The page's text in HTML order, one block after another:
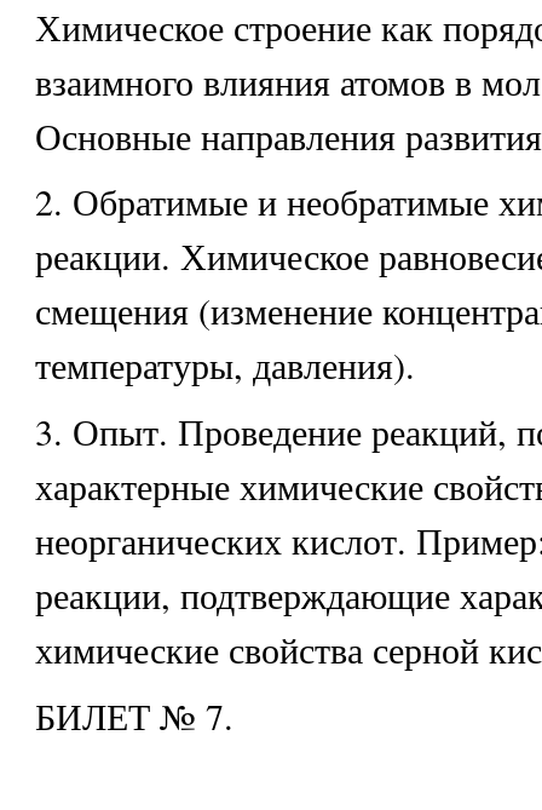
Химическое строение как
взаимного влияния атомов в
Основные направления
2. Обратимые и необратимые
реакции. Химическое
смещения (изменение
температуры, давления).
3. Опыт. Проведение реакций,
характерные химические
неорганических кислот.
реакции, подтверждающие
химические свойства серной
БИЛЕТ № 7.